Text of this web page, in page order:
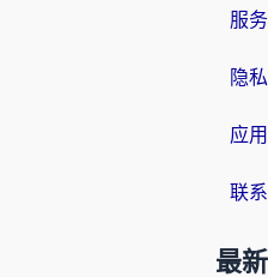
服
隐
应
联系
最